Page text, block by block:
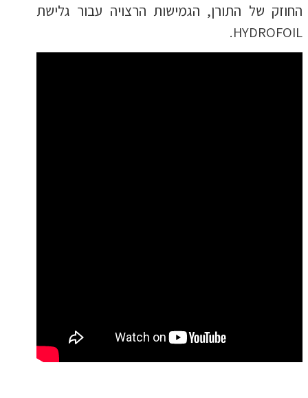
החוזק של התורן, הגמישות הרצויה עבור גלישת
HYDROFOIL.